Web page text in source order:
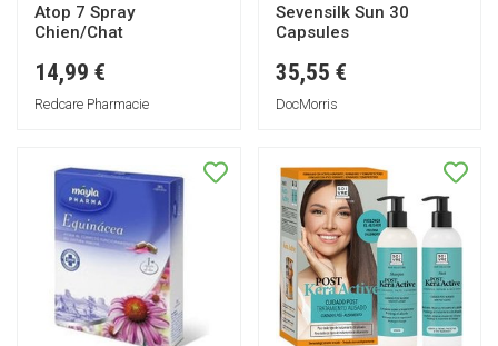
Atop 7 Spray
Chien/Chat
14,99 €
Redcare Pharmacie
Sevensilk Sun 30
Capsules
35,55 €
DocMorris